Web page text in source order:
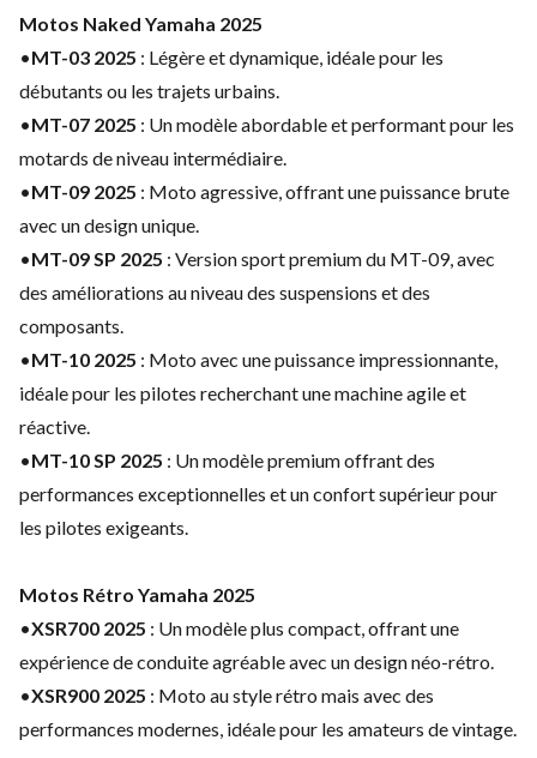
Motos Naked Yamaha 2025
•MT-03 2025 : Légère et dynamique, idéale pour les
débutants ou les trajets urbains.
•MT-07 2025 : Un modèle abordable et performant pour les
motards de niveau intermédiaire.
•MT-09 2025 : Moto agressive, offrant une puissance brute
avec un design unique.
•MT-09 SP 2025 : Version sport premium du MT-09, avec
des améliorations au niveau des suspensions et des
composants.
•MT-10 2025 : Moto avec une puissance impressionnante,
idéale pour les pilotes recherchant une machine agile et
réactive.
•MT-10 SP 2025 : Un modèle premium offrant des
performances exceptionnelles et un confort supérieur pour
les pilotes exigeants.
Motos Rétro Yamaha 2025
•XSR700 2025 : Un modèle plus compact, offrant une
expérience de conduite agréable avec un design néo-rétro.
•XSR900 2025 : Moto au style rétro mais avec des
performances modernes, idéale pour les amateurs de vintage.